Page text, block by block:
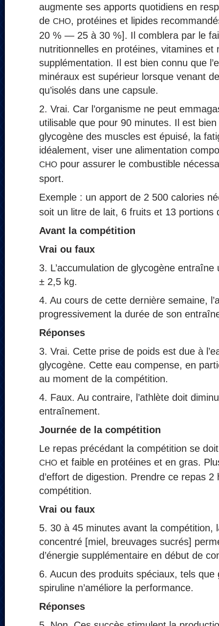
augmente ses apports quotidiens en
de CHO, protéines et lipides
20 % — 25 à 30 %]. Il comblera par le
nutritionnelles en protéines, vitamines et
supplémentation. Il est bien connu que
minéraux est supérieur lorsque venant
qu’isolés dans une capsule.
2. Vrai. Car l’organisme ne peut
utilisable que pour 90 minutes. Il est
glycogène des muscles est épuisé, la
idéalement, viser une alimentation
CHO pour assurer le combustible
sport.
Exemple : un apport de 2 500 calories
soit un litre de lait, 6 fruits et 13 portions
Avant la compétition
Vrai ou faux
3. L’accumulation de glycogène
± 2,5 kg.
4. Au cours de cette dernière semaine,
progressivement la durée de son
Réponses
3. Vrai. Cette prise de poids est due à
glycogène. Cette eau compense, en
au moment de la compétition.
4. Faux. Au contraire, l’athlète doit
entraînement.
Journée de la compétition
Le repas précédant la compétition se
CHO et faible en protéines et en gras.
d’effort de digestion. Prendre ce repas
compétition.
Vrai ou faux
5. 30 à 45 minutes avant la compétition,
concentré [miel, breuvages sucrés]
d’énergie supplémentaire en début de
6. Aucun des produits spéciaux, tels que
spiruline n’améliore la performance.
Réponses